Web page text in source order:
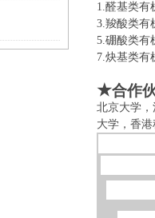
1.醛基
3.羧酸
5.硼酸
7.炔基
★合作
北京大学，
大学，香